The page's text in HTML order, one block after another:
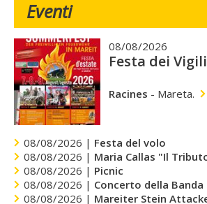
Eventi
08/08/2026
Festa dei
Racines - Mareta.
08/08/2026 | Festa del volo
08/08/2026 | Maria Callas "Il
08/08/2026 | Picnic
08/08/2026 | Concerto della Banda
08/08/2026 | Mareiter Stein